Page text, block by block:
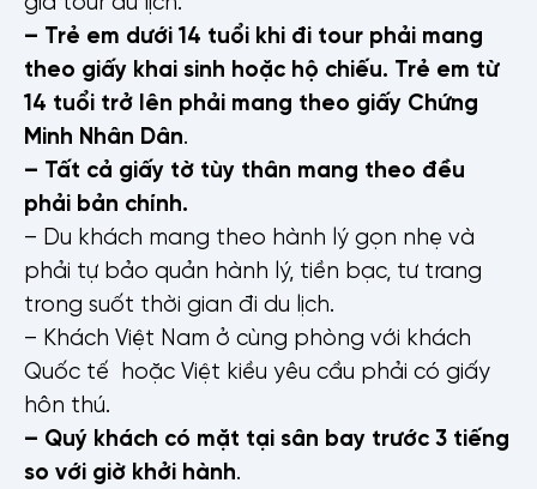
– Trẻ em dưới 14 tuổi khi đi tour phải mang
theo giấy khai sinh hoặc hộ chiếu. Trẻ em từ
14 tuổi trở lên phải mang theo giấy Chứng
Minh Nhân Dân.
– Tất cả giấy tờ tùy thân mang theo đều
phải bản chính.
– Du khách mang theo hành lý gọn nhẹ và
phải tự bảo quản hành lý, tiền bạc, tư trang
trong suốt thời gian đi du lịch.
– Khách Việt Nam ở cùng phòng với khách
Quốc tế hoặc Việt kiều yêu cầu phải có giấy
hôn thú.
– Quý khách có mặt tại sân bay trước 3 tiếng
so với giờ khởi hành.